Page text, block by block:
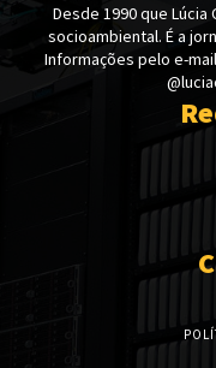
Desde 1990 que
socioambiental. É a
Informações pelo e-